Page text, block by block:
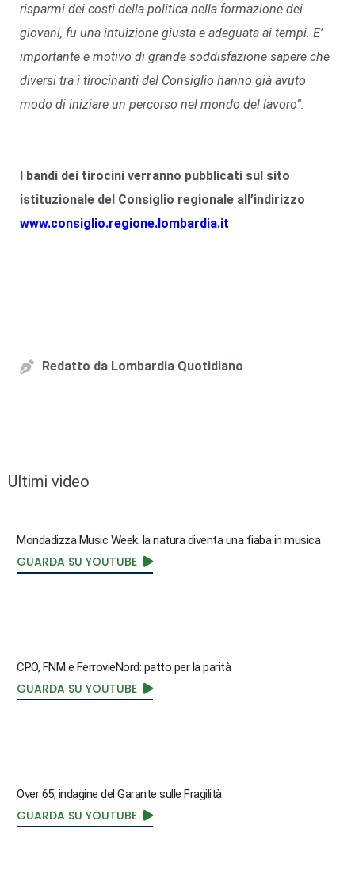
risparmi dei costi della politica nella formazione dei
giovani, fu una intuizione giusta e adeguata ai tempi. E’
importante e motivo di grande soddisfazione sapere che
diversi tra i tirocinanti del Consiglio hanno già avuto
modo di iniziare un percorso nel mondo del lavoro”.
I bandi dei tirocini verranno pubblicati sul sito
istituzionale del Consiglio regionale all’indirizzo
www.consiglio.regione.lombardia.it
Redatto da Lombardia Quotidiano
Ultimi video
Mondadizza Music Week: la natura diventa una fiaba in musica
GUARDA SU YOUTUBE
CPO, FNM e FerrovieNord: patto per la parità
GUARDA SU YOUTUBE
Over 65, indagine del Garante sulle Fragilità
GUARDA SU YOUTUBE